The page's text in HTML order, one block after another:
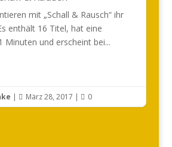
mit „Schall & Rausch“ ihr
enthält 16 Titel, hat eine
Minuten und erscheint bei...
|  März 28, 2017 |  0